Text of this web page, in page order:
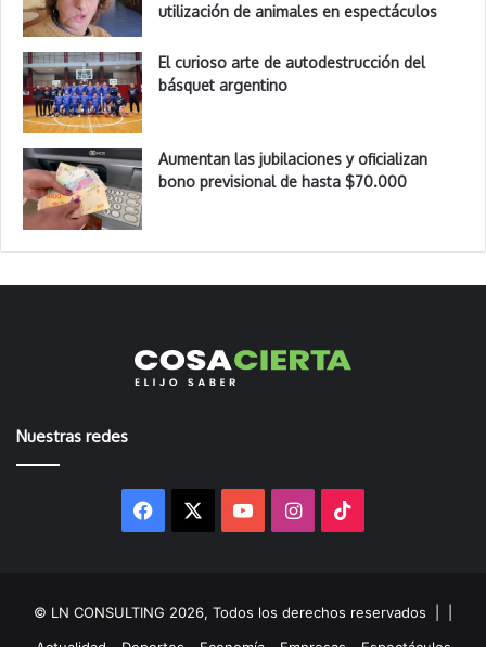
utilización de animales en espectáculos
El curioso arte de autodestrucción del
básquet argentino
Aumentan las jubilaciones y oficializan
bono previsional de hasta $70.000
Nuestras redes
Facebook YouTubeInstagram
© LN CONSULTING 2026, Todos los derechos reservados |